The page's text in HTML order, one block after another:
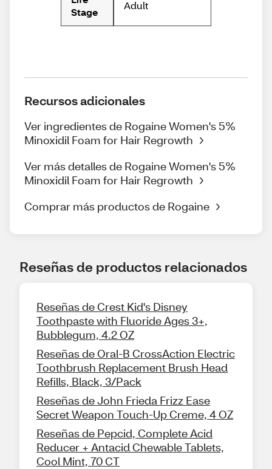
Stage
Adult
Recursos adicionales
Ver ingredientes de Rogaine Women's 5%
Minoxidil Foam for Hair Regrowth
Ver más detalles de Rogaine Women's 5%
Minoxidil Foam for Hair Regrowth
Comprar más productos de Rogaine
Reseñas de productos relacionados
Reseñas de Crest Kid's Disney
Toothpaste with Fluoride Ages 3+,
Bubblegum, 4.2 OZ
Reseñas de Oral-B CrossAction Electric
Toothbrush Replacement Brush Head
Refills, Black, 3/Pack
Reseñas de John Frieda Frizz Ease
Secret Weapon Touch-Up Creme, 4 OZ
Reseñas de Pepcid, Complete Acid
Reducer + Antacid Chewable Tablets,
Cool Mint, 70 CT